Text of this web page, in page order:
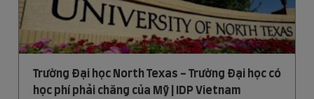
Trường Đại học North Texas - Trường Đại học có
học phí phải chăng của Mỹ | IDP Vietnam